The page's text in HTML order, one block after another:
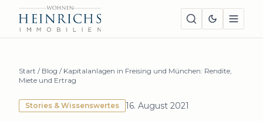
Start / Blog / Kapitalanlagen in Freising und München: Rendite,
Miete und Ertrag
Stories & Wissenswertes 16. August 2021